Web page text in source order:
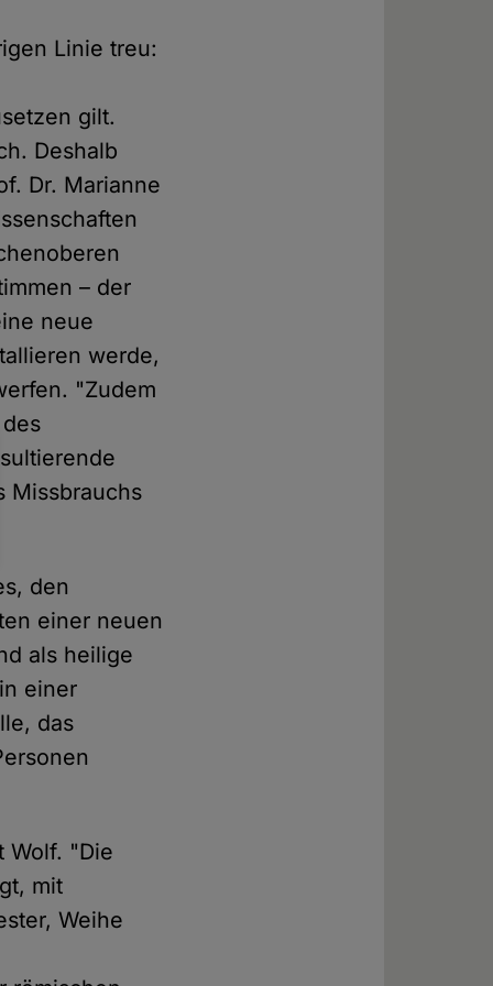
Linie treu:
gilt.
Deshalb
Dr. Marianne
– der
neue
werde,
"Zudem
Missbrauchs
den
einer neuen
als heilige
einer
das
Wolf. "Die
mit
Weihe